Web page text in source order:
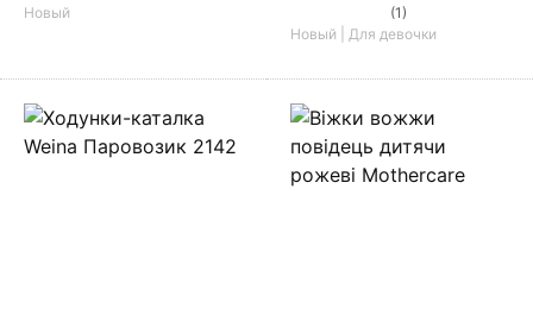
Новый
(1)
Новый | Для девочки